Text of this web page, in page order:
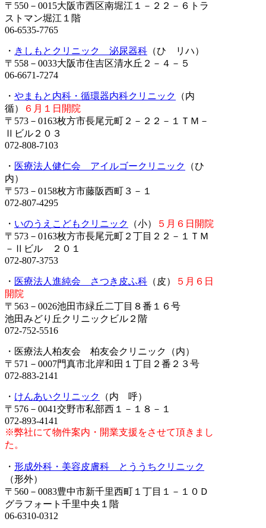
〒550－0015大阪市西区南堀江１－２２－６トラ
ストマン堀江１階
06-6535-7765
・ きしもとクリニック 泌尿器科 （ひ リハ）
〒558－0033大阪市住吉区清水丘２－４－５
06-6671-7274
・ やまもと内科・循環器内科クリニック
（内
循）
６月１日開院
〒573－0163枚方市長尾元町２－２２－１ＴＭ－
Ⅱビル２０３
072-808-7103
・ 医療法人健仁会 アイルゴークリニック
（ひ
内）
〒573－0158枚方市藤阪西町３－１
072-807-4295
・ いのうえこどもクリニック （小）
５月６日開院
〒573－0163枚方市長尾元町２丁目２２－１ＴＭ
－Ⅱビル ２０１
072-807-3753
・ 医療法人進純会 さつき皮ふ科 （皮）
５月６日
開院
〒563－0026池田市緑丘二丁目８番１６号
池田みどり丘クリニックビル２階
072-752-5516
・医療法人柏友会 柏友会クリニック（内）
〒571－0007門真市北岸和田１丁目２番２３号
072-883-2141
・ けんあいクリニック
（内 呼）
〒576－0041交野市私部西１－１８－１
072-893-4141
※弊社にて物件案内・開業支援をさせて頂きまし
た。
・ 形成外科・美容皮膚科 とううちクリニック
（形外）
〒560－0083豊中市新千里西町１丁目１－１０Ｄ
グラフォート千里中央１階
06-6310-0312